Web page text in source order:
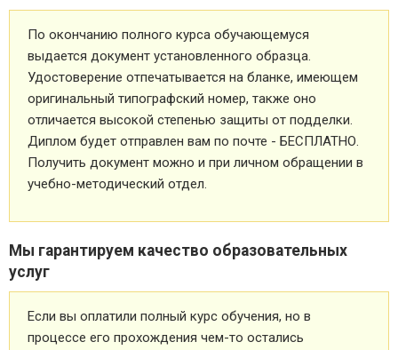
По окончанию полного курса обучающемуся
выдается документ установленного образца.
Удостоверение отпечатывается на бланке, имеющем
оригинальный типографский номер, также оно
отличается высокой степенью защиты от подделки.
Диплом будет отправлен вам по почте - БЕСПЛАТНО.
Получить документ можно и при личном обращении в
учебно-методический отдел.
Мы гарантируем качество образовательных
услуг
Если вы оплатили полный курс обучения, но в
процессе его прохождения чем-то остались